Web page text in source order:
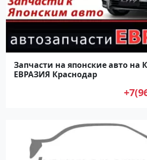
Запчасти на японские авто на
ЕВРАЗИЯ Краснодар